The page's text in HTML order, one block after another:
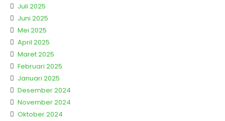
Juli 2025
Juni 2025
Mei 2025
April 2025
Maret 2025
Februari 2025
Januari 2025
Desember 2024
November 2024
Oktober 2024